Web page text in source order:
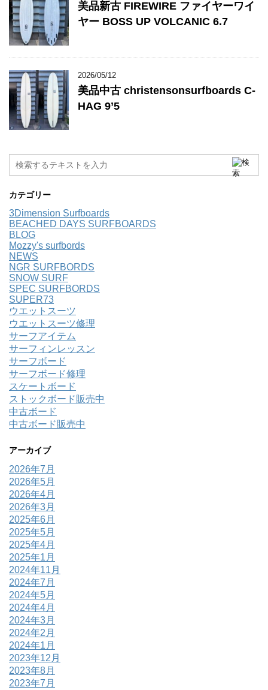
美品新古 FIREWIRE ファイヤーワイ
ヤー BOSS UP VOLCANIC 6.7
2026/05/12
美品中古 christensonsurfboards C-
HAG 9’5
カテゴリー
3Dimension Surfboards
BEACHED DAYS SURFBOARDS
BLOG
Mozzy's surfbords
NEWS
NGR SURFBORDS
SNOW SURF
SPEC SURFBORDS
SUPER73
ウエットスーツ
ウエットスーツ修理
サーフアイテム
サーフィンレッスン
サーフボード
サーフボード修理
スケートボード
ストックボード販売中
中古ボード
中古ボード販売中
アーカイブ
2026年7月
2026年5月
2026年4月
2026年3月
2025年6月
2025年5月
2025年4月
2025年1月
2024年11月
2024年7月
2024年5月
2024年4月
2024年3月
2024年2月
2024年1月
2023年12月
2023年8月
2023年7月